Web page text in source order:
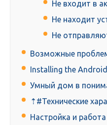
Не входит в
Не находит
Не
Возможные
Installing the
Умный дом в
⇡#Технические
Настройка и